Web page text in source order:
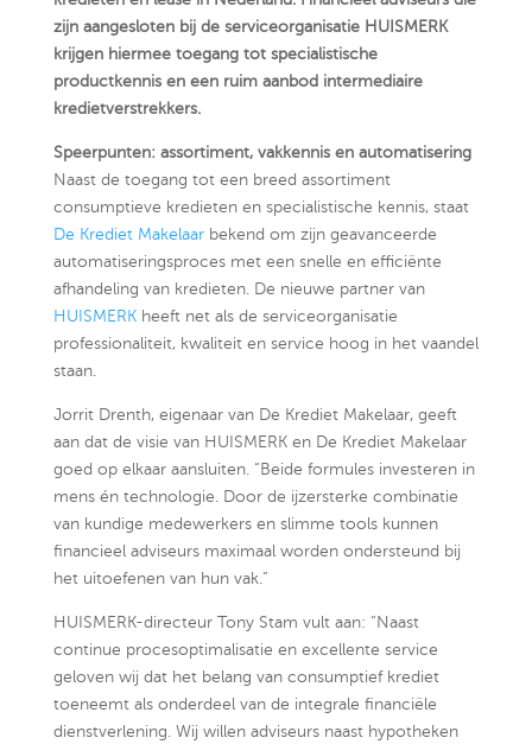
zijn aangesloten bij de serviceorganisatie HUISMERK
krijgen hiermee toegang tot specialistische
productkennis en een ruim aanbod intermediaire
kredietverstrekkers.
Speerpunten: assortiment, vakkennis en automatisering
Naast de toegang tot een breed assortiment
consumptieve kredieten en specialistische kennis, staat
De Krediet Makelaarbekend om zijn geavanceerde
automatiseringsproces met een snelle en efficiënte
afhandeling van kredieten. De nieuwe partner van
HUISMERKheeft net als de serviceorganisatie
professionaliteit, kwaliteit en service hoog in het vaandel
staan.
Jorrit Drenth, eigenaar van De Krediet Makelaar, geeft
aan dat de visie van HUISMERK en De Krediet Makelaar
goed op elkaar aansluiten. “Beide formules investeren in
mens én technologie. Door de ijzersterke combinatie
van kundige medewerkers en slimme tools kunnen
financieel adviseurs maximaal worden ondersteund bij
het uitoefenen van hun vak.”
HUISMERK-directeur Tony Stam vult aan: “Naast
continue procesoptimalisatie en excellente service
geloven wij dat het belang van consumptief krediet
toeneemt als onderdeel van de integrale financiële
dienstverlening. Wij willen adviseurs naast hypotheken